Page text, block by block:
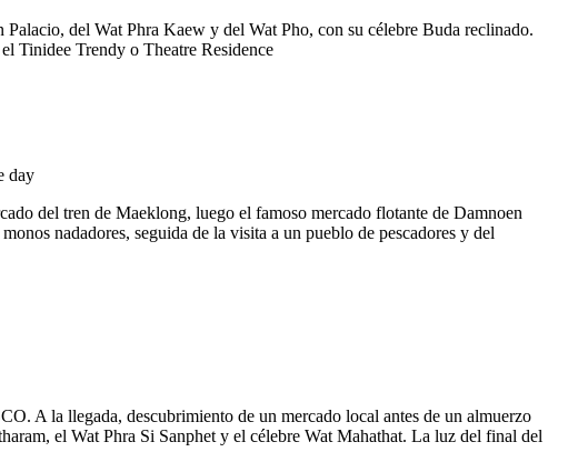
del Wat Phra Kaew y del Wat Pho, con su célebre Buda reclinado.
Tinidee Trendy o Theatre Residence
del tren de Maeklong, luego el famoso mercado flotante de Damnoen
nadadores, seguida de la visita a un pueblo de pescadores y del
A la llegada, descubrimiento de un mercado local antes de un almuerzo
el Wat Phra Si Sanphet y el célebre Wat Mahathat. La luz del final del